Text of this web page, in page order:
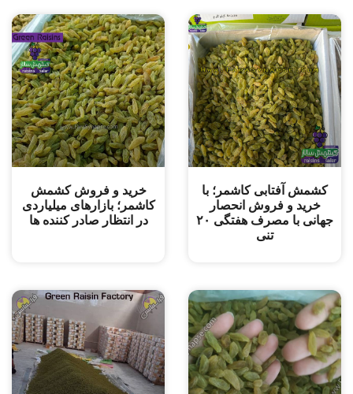
کشمش آفتابی کاشمر؛ با
خرید و فروش انحصار
جهانی با مصرف هفتگی ۲۰
تنی
خرید و ‌فروش کشمش
کاشمر؛ بازارهای میلیاردی
در انتظار صادر کننده ها